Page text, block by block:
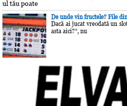
ul tău poate
De unde vin fructele? File
Dacă ai jucat vreodată un
asta aici?”, nu